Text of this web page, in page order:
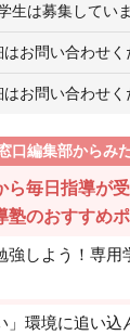
生は募集してい
はお問い合わせく
はお問い合わせく
口編集部からみ
ら毎日指導が
塾のおすすめ
強しよう！専用
」環境に追い